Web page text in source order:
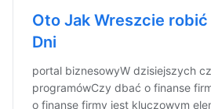
Oto Jak Wreszcie
Dni
portal biznesowyW dzisiejszych
programówCzy dbać o finanse
o finanse firmy jest kluczowym